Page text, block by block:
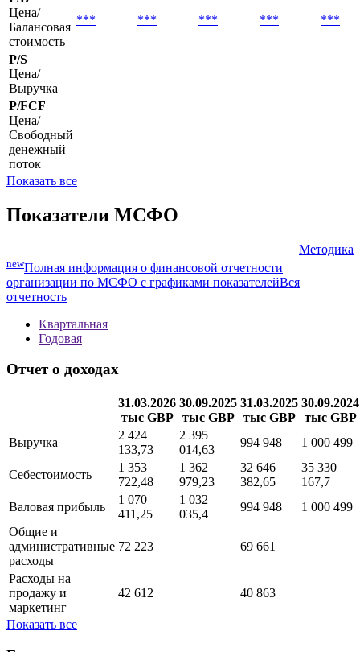
Цена/
Балансовая
стоимость
*** *** *** *** ***
P/S
Цена/
Выручка
P/FCF
Цена/
Свободный
денежный
поток
Показать все
Показатели МСФО
Методика
newПолная информация о финансовой отчетности
организации по МСФО с графиками показателейВся
отчетность
Квартальная
Годовая
Отчет о доходах
31.03.2026
тыс GBP
30.09.2025
тыс GBP
31.03.2025
тыс GBP
30.09.2024
тыс GBP
Выручка
2 424
133,73
2 395
014,63
994 948 1 000 499
Себестоимость
1 353
722,48
1 362
979,23
32 646
382,65
35 330
167,7
Валовая прибыль
1 070
411,25
1 032
035,4
994 948
1 000 499
Общие и
административные
расходы
72 223 69 661
Расходы на
продажу и
маркетинг
42 612 40 863
Показать все